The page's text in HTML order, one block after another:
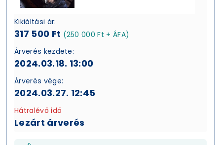
Kikiáltási ár:
317 500 Ft (250 000 Ft + ÁFA)
Árverés kezdete:
2024.03.18. 13:00
Árverés vége:
2024.03.27. 12:45
Hátralévő idő
Lezárt árverés